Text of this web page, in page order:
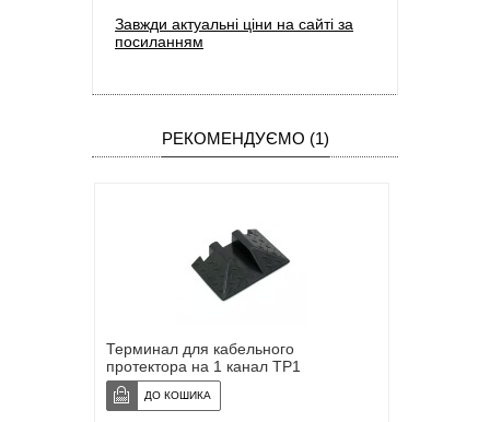
Завжди актуальні ціни на сайті за
посиланням
РЕКОМЕНДУЄМО (1)
Терминал для кабельного
протектора на 1 канал TP1